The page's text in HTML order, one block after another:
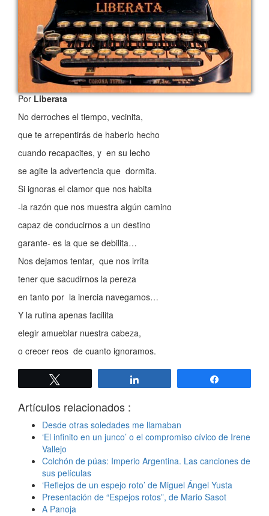
PorLiberata
No derroches el tiempo, vecinita,
que te arrepentirás de haberlo hecho
cuando recapacites, y en su lecho
se agite la advertencia que dormita.
Si ignoras el clamor que nos habita
-la razón que nos muestra algún camino
capaz de conducirnos a un destino
garante- es la que se debilita…
Nos dejamos tentar, que nos irrita
tener que sacudirnos la pereza
en tanto por la inercia navegamos…
Y la rutina apenas facilita
elegir amueblar nuestra cabeza,
o crecer reos de cuanto ignoramos.
Artículos relacionados :
Desde otras soledades me llamaban
‘El infinito en un junco’ o el compromiso cívico de Irene
Vallejo
Colchón de púas: Imperio Argentina. Las canciones de
sus películas
‘Reflejos de un espejo roto’ de Miguel Ángel Yusta
Presentación de “Espejos rotos”, de Mario Sasot
A Panoja